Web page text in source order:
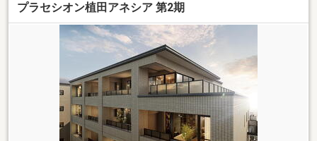
プラセシオン植田アネシア 第2期